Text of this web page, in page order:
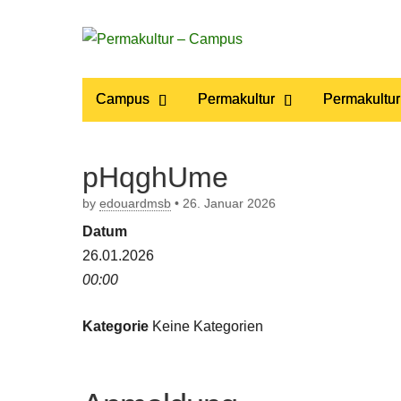
Permakultur
– Campus
Main
menu
Campus Permakultur
pHqghUme
by edouardmsb • 26. Januar 2026
Datum
26.01.2026
00:00
Kategorie Keine Kategorien